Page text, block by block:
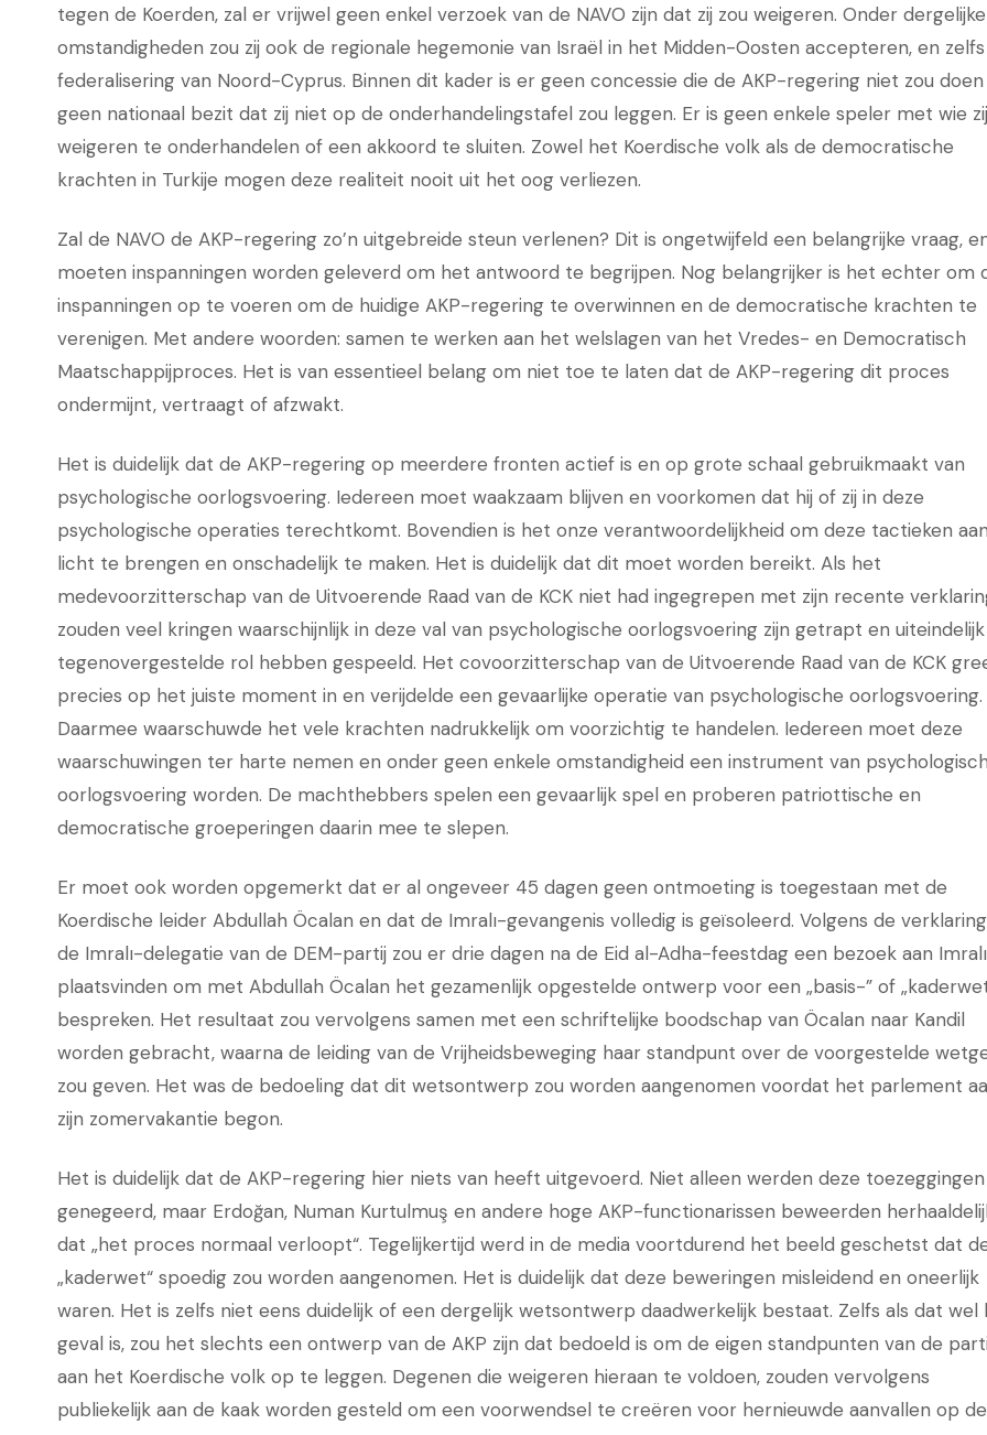
tegen de Koerden, zal er vrijwel geen enkel verzoek van de NAVO zijn dat zij zou weigeren. Onder dergelijke
omstandigheden zou zij ook de regionale hegemonie van Israël in het Midden-Oosten accepteren, en
federalisering van Noord-Cyprus. Binnen dit kader is er geen concessie die de AKP-regering niet zou
geen nationaal bezit dat zij niet op de onderhandelingstafel zou leggen. Er is geen enkele speler met wie
weigeren te onderhandelen of een akkoord te sluiten. Zowel het Koerdische volk als de democratische
krachten in Turkije mogen deze realiteit nooit uit het oog verliezen.
Zal de NAVO de AKP-regering zo’n uitgebreide steun verlenen? Dit is ongetwijfeld een belangrijke vraag,
moeten inspanningen worden geleverd om het antwoord te begrijpen. Nog belangrijker is het echter om
inspanningen op te voeren om de huidige AKP-regering te overwinnen en de democratische krachten te
verenigen. Met andere woorden: samen te werken aan het welslagen van het Vredes- en Democratisch
Maatschappijproces. Het is van essentieel belang om niet toe te laten dat de AKP-regering dit proces
ondermijnt, vertraagt of afzwakt.
Het is duidelijk dat de AKP-regering op meerdere fronten actief is en op grote schaal gebruikmaakt van
psychologische oorlogsvoering. Iedereen moet waakzaam blijven en voorkomen dat hij of zij in deze
psychologische operaties terechtkomt. Bovendien is het onze verantwoordelijkheid om deze tactieken
licht te brengen en onschadelijk te maken. Het is duidelijk dat dit moet worden bereikt. Als het
medevoorzitterschap van de Uitvoerende Raad van de KCK niet had ingegrepen met zijn recente
zouden veel kringen waarschijnlijk in deze val van psychologische oorlogsvoering zijn getrapt en
tegenovergestelde rol hebben gespeeld. Het covoorzitterschap van de Uitvoerende Raad van de KCK
precies op het juiste moment in en verijdelde een gevaarlijke operatie van psychologische oorlogsvoering.
Daarmee waarschuwde het vele krachten nadrukkelijk om voorzichtig te handelen. Iedereen moet deze
waarschuwingen ter harte nemen en onder geen enkele omstandigheid een instrument van
oorlogsvoering worden. De machthebbers spelen een gevaarlijk spel en proberen patriottische en
democratische groeperingen daarin mee te slepen.
Er moet ook worden opgemerkt dat er al ongeveer 45 dagen geen ontmoeting is toegestaan met de
Koerdische leider Abdullah Öcalan en dat de Imralı-gevangenis volledig is geïsoleerd. Volgens de
de Imralı-delegatie van de DEM-partij zou er drie dagen na de Eid al-Adha-feestdag een bezoek aan Imralı
plaatsvinden om met Abdullah Öcalan het gezamenlijk opgestelde ontwerp voor een „basis-” of
bespreken. Het resultaat zou vervolgens samen met een schriftelijke boodschap van Öcalan naar Kandil
worden gebracht, waarna de leiding van de Vrijheidsbeweging haar standpunt over de voorgestelde
zou geven. Het was de bedoeling dat dit wetsontwerp zou worden aangenomen voordat het parlement
zijn zomervakantie begon.
Het is duidelijk dat de AKP-regering hier niets van heeft uitgevoerd. Niet alleen werden deze toezeggingen
genegeerd, maar Erdoğan, Numan Kurtulmuş en andere hoge AKP-functionarissen beweerden
dat „het proces normaal verloopt“. Tegelijkertijd werd in de media voortdurend het beeld geschetst dat
„kaderwet“ spoedig zou worden aangenomen. Het is duidelijk dat deze beweringen misleidend en oneerlijk
waren. Het is zelfs niet eens duidelijk of een dergelijk wetsontwerp daadwerkelijk bestaat. Zelfs als dat wel
geval is, zou het slechts een ontwerp van de AKP zijn dat bedoeld is om de eigen standpunten van de
aan het Koerdische volk op te leggen. Degenen die weigeren hieraan te voldoen, zouden vervolgens
publiekelijk aan de kaak worden gesteld om een voorwendsel te creëren voor hernieuwde aanvallen op de